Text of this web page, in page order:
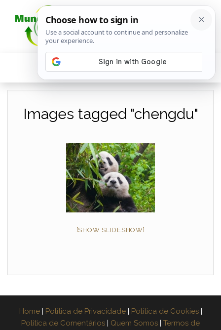
Images tagged "chengdu"
[SHOW SLIDESHOW]
Home | Política de Privacidade | Política de Cookies |
Política de Comentários | Quem Somos | Termos de